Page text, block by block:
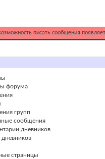
писать сообщения
форума
групп
сообщения
дневников
дневников
страницы